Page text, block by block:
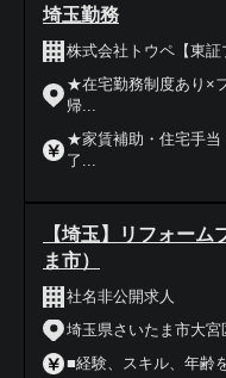
埼玉勤務
株式会社トウペ【東証
★在宅勤務制度あり×
帰...
★家賃補助・住宅手
了...
【埼玉】リフォー
ま市）
社名非公開求人
埼玉県さいたま市大
■経験、スキル、年齢